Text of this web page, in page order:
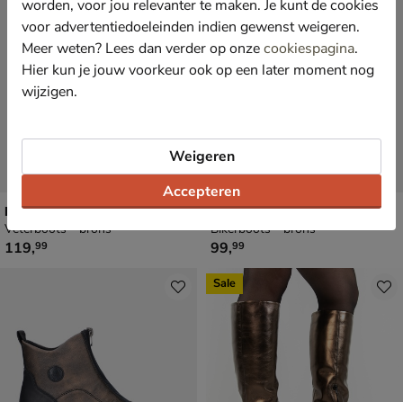
Remonte
Veterboots - brons
€ 119,99
119,99
Mexx Holea
Bikerboots - brons
€ 99,99
99,99
Sale
worden, voor jou relevanter te maken. Je kunt de cookies
voor advertentiedoeleinden indien gewenst weigeren.
Meer weten? Lees dan verder op onzecookiespagina.
Hier kun je jouw voorkeur ook op een later moment nog
wijzigen.
Accepteren
Weigeren